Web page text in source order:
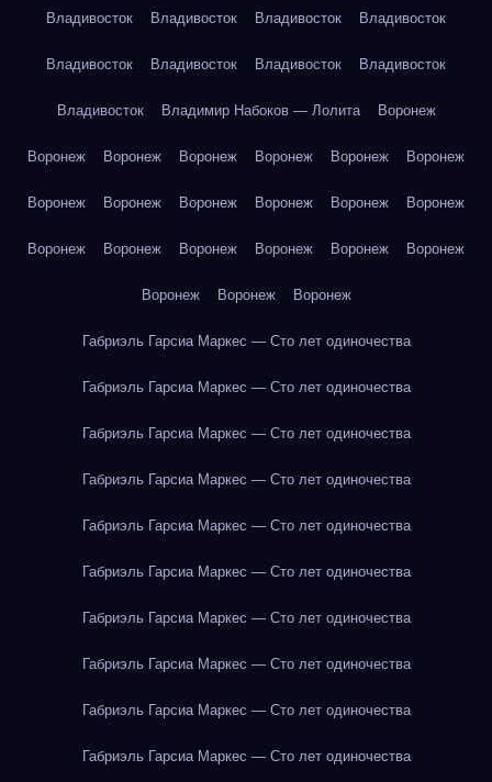
Владивосток Владивосток Владивосток Владивосток
Владивосток Владивосток Владивосток Владивосток
Владивосток Владимир Набоков — Лолита Воронеж
Воронеж Воронеж Воронеж Воронеж Воронеж Воронеж
Воронеж Воронеж Воронеж Воронеж Воронеж Воронеж
Воронеж Воронеж Воронеж Воронеж Воронеж Воронеж
Воронеж Воронеж Воронеж
Габриэль Гарсиа Маркес — Сто лет одиночества
Габриэль Гарсиа Маркес — Сто лет одиночества
Габриэль Гарсиа Маркес — Сто лет одиночества
Габриэль Гарсиа Маркес — Сто лет одиночества
Габриэль Гарсиа Маркес — Сто лет одиночества
Габриэль Гарсиа Маркес — Сто лет одиночества
Габриэль Гарсиа Маркес — Сто лет одиночества
Габриэль Гарсиа Маркес — Сто лет одиночества
Габриэль Гарсиа Маркес — Сто лет одиночества
Габриэль Гарсиа Маркес — Сто лет одиночества